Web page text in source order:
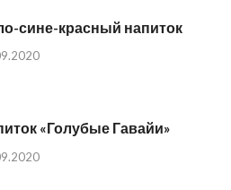
сине-красный напиток
«Голубые Гавайи»